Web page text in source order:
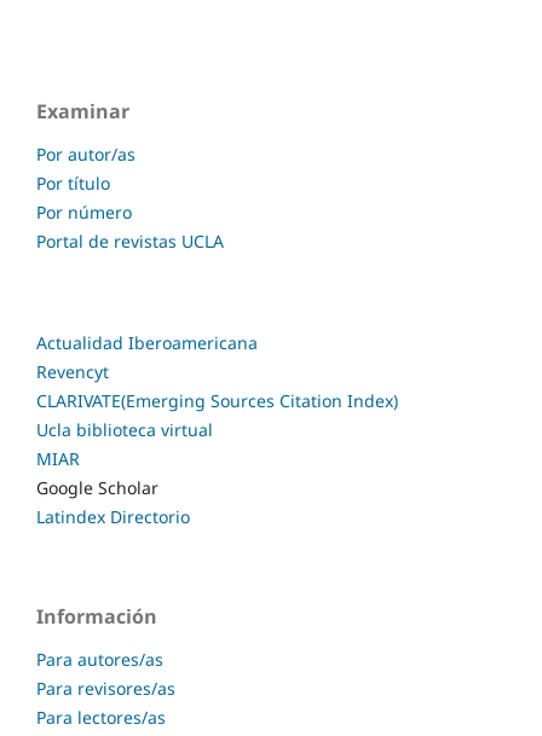
Examinar
Por autor/as
Por título
Por número
Portal de revistas UCLA
Actualidad Iberoamericana
Revencyt
CLARIVATE(Emerging Sources Citation Index)
Ucla biblioteca virtual
MIAR
Google Scholar
Latindex Directorio
Información
Para autores/as
Para revisores/as
Para lectores/as